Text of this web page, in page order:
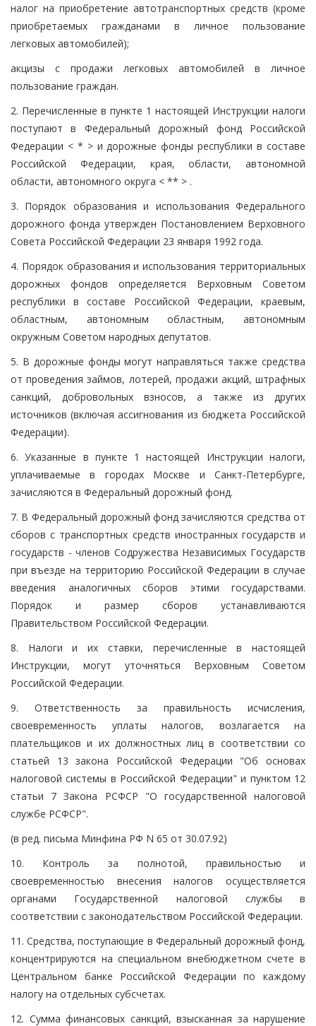
налог на приобретение автотранспортных средств (кроме
приобретаемых гражданами в личное пользование
легковых автомобилей);
акцизы с продажи легковых автомобилей в личное
пользование граждан.
2. Перечисленные в пункте 1 настоящей Инструкции налоги
поступают в Федеральный дорожный фонд Российской
Федерации < * > и дорожные фонды республики в составе
Российской Федерации, края, области, автономной
области, автономного округа < ** > .
3. Порядок образования и использования Федерального
дорожного фонда утвержден Постановлением Верховного
Совета Российской Федерации 23 января 1992 года.
4. Порядок образования и использования территориальных
дорожных фондов определяется Верховным Советом
республики в составе Российской Федерации, краевым,
областным, автономным областным, автономным
окружным Советом народных депутатов.
5. В дорожные фонды могут направляться также средства
от проведения займов, лотерей, продажи акций, штрафных
санкций, добровольных взносов, а также из других
источников (включая ассигнования из бюджета Российской
Федерации).
6. Указанные в пункте 1 настоящей Инструкции налоги,
уплачиваемые в городах Москве и Санкт-Петербурге,
зачисляются в Федеральный дорожный фонд.
7. В Федеральный дорожный фонд зачисляются средства от
сборов с транспортных средств иностранных государств и
государств - членов Содружества Независимых Государств
при въезде на территорию Российской Федерации в случае
введения аналогичных сборов этими государствами.
Порядок и размер сборов устанавливаются
Правительством Российской Федерации.
8. Налоги и их ставки, перечисленные в настоящей
Инструкции, могут уточняться Верховным Советом
Российской Федерации.
9. Ответственность за правильность исчисления,
своевременность уплаты налогов, возлагается на
плательщиков и их должностных лиц в соответствии со
статьей 13 закона Российской Федерации "Об основах
налоговой системы в Российской Федерации" и пунктом 12
статьи 7 Закона РСФСР "О государственной налоговой
службе РСФСР".
(в ред. письма Минфина РФ N 65 от 30.07.92)
10. Контроль за полнотой, правильностью и
своевременностью внесения налогов осуществляется
органами Государственной налоговой службы в
соответствии с законодательством Российской Федерации.
11. Средства, поступающие в Федеральный дорожный фонд,
концентрируются на специальном внебюджетном счете в
Центральном банке Российской Федерации по каждому
налогу на отдельных субсчетах.
12. Сумма финансовых санкций, взысканная за нарушение